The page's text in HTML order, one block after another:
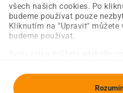
všech našich cookies. Po
budeme používat pouze
Kliknutím na "Upravit" můžete
budeme používat.
Obnovit stránku